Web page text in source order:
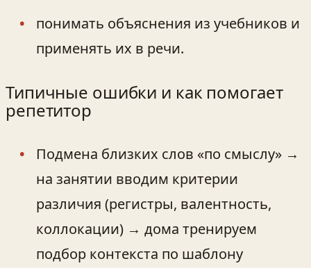
понимать объяснения из учебников и
применять их в речи.
Типичные ошибки и как помогает
репетитор
Подмена близких слов «по смыслу» →
на занятии вводим критерии
различия (регистры, валентность,
коллокации) → дома тренируем
подбор контекста по шаблону